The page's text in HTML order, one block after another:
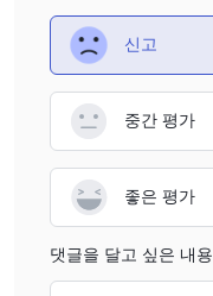
신고
중간 평가
좋은 평가
댓글을 달고 싶은 내용